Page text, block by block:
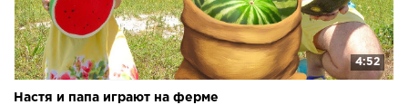
4:52
Настя и папа играют на ферме